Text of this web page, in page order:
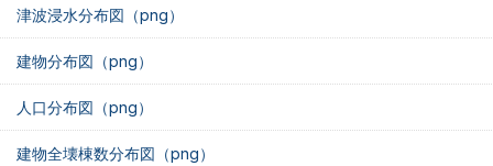
津波浸水分布図（png）
建物分布図（png）
人口分布図（png）
建物全壊棟数分布図（png）